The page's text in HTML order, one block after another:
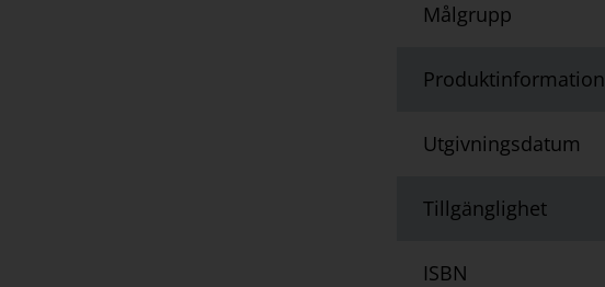
Målgrupp
Produktinformation
Utgivningsdatum
Tillgänglighet
ISBN